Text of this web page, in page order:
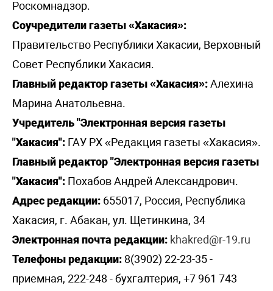
Роскомнадзор.
Соучредители газеты «Хакасия»:
Правительство Республики Хакасии, Верховный
Совет Республики Хакасия.
Главный редактор газеты «Хакасия»:Алехина
Марина Анатольевна.
Учредитель "Электронная версия газеты
"Хакасия": ГАУ РХ «Редакция газеты «Хакасия».
Главный редактор "Электронная версия газеты
"Хакасия": Похабов Андрей Александрович.
Адрес редакции: 655017, Россия, Республика
Хакасия, г. Абакан, ул. Щетинкина, 34
Электронная почта редакции: khakred@r-19.ru
Телефоны редакции: 8(3902) 22-23-35 -
приемная, 222-248 - бухгалтерия, +7 961 743